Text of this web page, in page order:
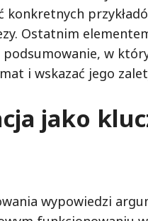
konkretnych
Ostatnim
w
i wskazać jego
jako
wypowiedzi